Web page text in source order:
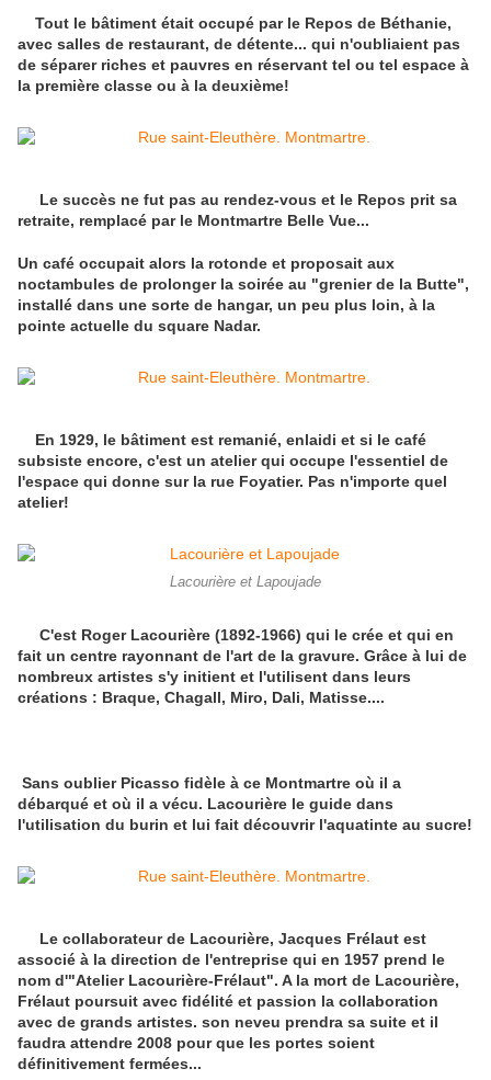
Tout le bâtiment était occupé par le Repos de Béthanie,
avec salles de restaurant, de détente... qui n'oubliaient pas
de séparer riches et pauvres en réservant tel ou tel espace à
la première classe ou à la deuxième!
Le succès ne fut pas au rendez-vous et le Repos prit sa
retraite, remplacé par le Montmartre Belle Vue...
Un café occupait alors la rotonde et proposait aux
noctambules de prolonger la soirée au "grenier de la Butte",
installé dans une sorte de hangar, un peu plus loin, à la
pointe actuelle du square Nadar.
En 1929, le bâtiment est remanié, enlaidi et si le café
subsiste encore, c'est un atelier qui occupe l'essentiel de
l'espace qui donne sur la rue Foyatier. Pas n'importe quel
atelier!
Lacourière et Lapoujade
C'est Roger Lacourière (1892-1966) qui le crée et qui en
fait un centre rayonnant de l'art de la gravure. Grâce à lui de
nombreux artistes s'y initient et l'utilisent dans leurs
créations : Braque, Chagall, Miro, Dali, Matisse....
Sans oublier Picasso fidèle à ce Montmartre où il a
débarqué et où il a vécu. Lacourière le guide dans
l'utilisation du burin et lui fait découvrir l'aquatinte au sucre!
Le collaborateur de Lacourière, Jacques Frélaut est
associé à la direction de l'entreprise qui en 1957 prend le
nom d'"Atelier Lacourière-Frélaut". A la mort de Lacourière,
Frélaut poursuit avec fidélité et passion la collaboration
avec de grands artistes. son neveu prendra sa suite et il
faudra attendre 2008 pour que les portes soient
définitivement fermées...